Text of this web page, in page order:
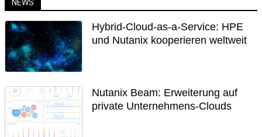
NEWS
Hybrid-Cloud-as-a-Service: HPE
und Nutanix kooperieren weltweit
Nutanix Beam: Erweiterung auf
private Unternehmens-Clouds